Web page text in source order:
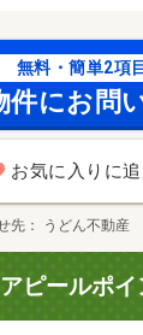
無料・簡単2項
件にお問
お気に入りに
先 うどん不動産
アピールポイ